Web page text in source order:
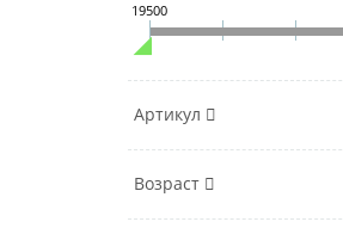
19500
Артикул
Возраст